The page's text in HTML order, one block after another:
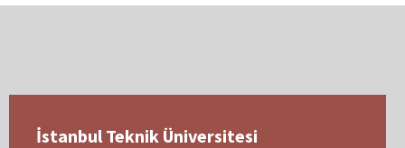
İstanbul Teknik Üniversitesi